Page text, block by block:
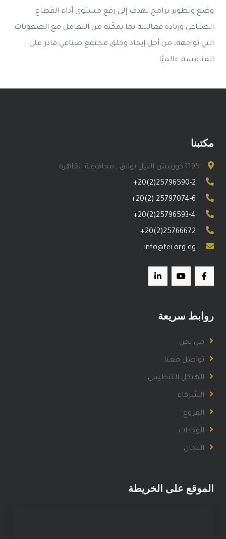
وضع وتطوير برامج تهدف إلى رفع مستوى أداء القطاع
الصناعي وزيادة فعاليته بما يمكّنه من التعامل مع الصعوبات
التي تواجهه، من أجل إيجاد وخلق مجتمع صناعي قادر على
المنافسة عالميًا.
مكتبنا
1195 كورنيش النيل بولاق , محافظة القاهره
+20(2)25796590-2
+20(2) 25797074-6
+20(2)25796593-4
+20(2)25766672
info@fei.org.eg
روابط سريعة
من نحن
تواصل معنا
الهيكل التنظيمي
الشركاء
الفروع
الوحدات
اللجان
الموقع على الخريطة